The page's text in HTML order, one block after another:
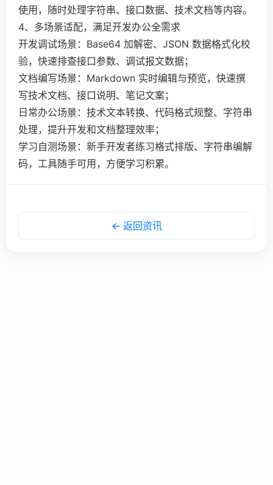
使用，随时处理字符串、接口数据、技术文档等内容。
4、多场景适配，满足开发办公全需求
开发调试场景：Base64 加解密、JSON 数据格式化校
验，快速排查接口参数、调试报文数据；
文档编写场景：Markdown 实时编辑与预览，快速撰
写技术文档、接口说明、笔记文案；
日常办公场景：技术文本转换、代码格式规整、字符串
处理，提升开发和文档整理效率；
学习自测场景：新手开发者练习格式排版、字符串编解
码，工具随手可用，方便学习积累。
← 返回资讯